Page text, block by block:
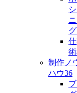
グ
術
制作ノ
ハウ36